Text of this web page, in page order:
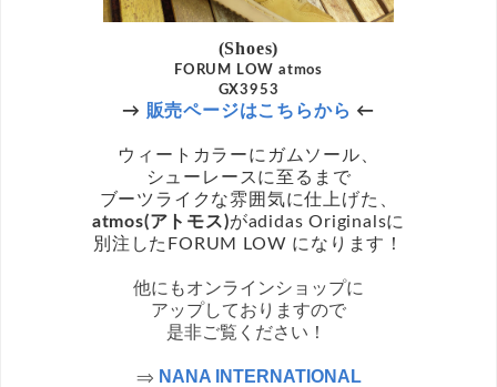
(Shoes)
FORUM LOW atmos
GX3953
→ 販売ページはこちらから ←
ウィートカラーにガムソール、
シューレースに至るまで
ブーツライクな雰囲気に仕上げた、
atmos(アトモス)がadidas Originalsに
別注した FORUM LOW になります！
他にもオンラインショップに
アップしておりますので
是非ご覧ください！
⇒ NANA INTERNATIONAL